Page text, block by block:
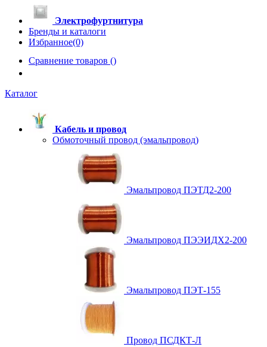
Электрофуртнитура
Бренды и каталоги
Избранное(0)
Сравнение товаров ()
Каталог
Кабель и провод
Обмоточный провод (эмальпровод)
Эмальпровод ПЭТД2-200
Эмальпровод ПЭЭИДХ2-200
Эмальпровод ПЭТ-155
Провод ПСДКТ-Л